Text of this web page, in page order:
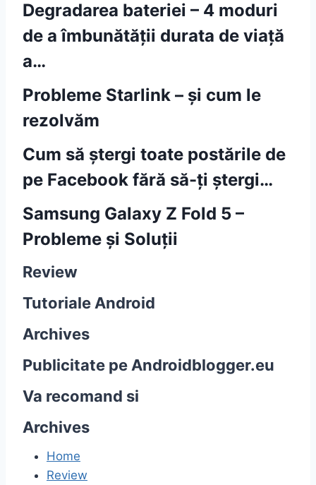
Degradarea bateriei – 4 moduri
de a îmbunătății durata de viață
a…
Probleme Starlink – și cum le
rezolvăm
Cum să ștergi toate postările de
pe Facebook fără să-ți ștergi…
Samsung Galaxy Z Fold 5 –
Probleme și Soluții
Review
Tutoriale Android
Archives
Publicitate pe Androidblogger.eu
Va recomand si
Archives
Home
Review